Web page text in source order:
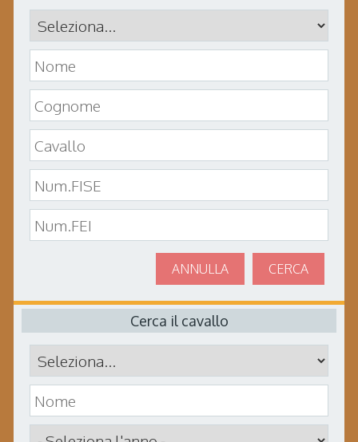
CERCA
ANNULLA
Cerca il cavallo